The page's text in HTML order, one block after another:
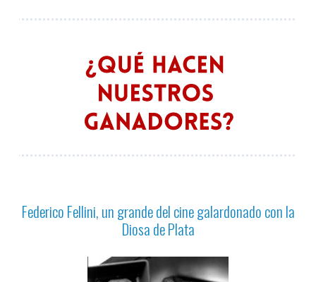
Federico Fellini, un grande del cine galardonado con la
Diosa de Plata